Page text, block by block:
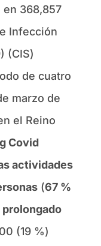
en 368,857
Infección
(CIS)
de cuatro
marzo de
el Reino
Covid
actividades
(67 %
prolongado
(19 %)